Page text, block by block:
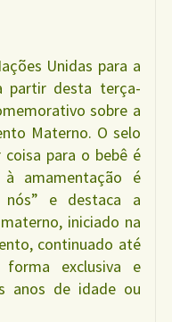
Unidas para a
partir desta terça-
sobre a
Materno. O selo
para o bebê é
amamentação é
nós” e destaca a
iniciado na
continuado até
exclusiva e
anos de idade ou